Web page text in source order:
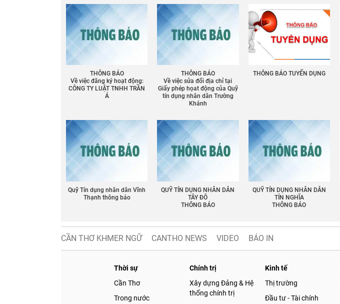
THÔNG BÁO
Về việc đăng ký hoạt động:
CÔNG TY LUẬT TNHH TRẦN
Á
THÔNG BÁO
Về việc sửa đổi địa chỉ tại
Giấy phép họat động của Quỹ
tín dụng nhân dân Trường
Khánh
THÔNG BÁO TUYỂN DỤNG
Quỹ Tín dụng nhân dân Vĩnh
Thạnh thông báo
QUỸ TÍN DỤNG NHÂN DÂN
TÂY ĐÔ
THÔNG BÁO
QUỸ TÍN DỤNG NHÂN DÂN
TÍN NGHĨA
THÔNG BÁO
CẦN THƠ KHMER NGỮ CANTHO NEWS VIDEO BÁO IN
Thời sự
Cần Thơ
Trong nước
Chính trị
Xây dựng Đảng & Hệ
thống chính trị
Kinh tế
Thị trường
Đầu tư - Tài chính